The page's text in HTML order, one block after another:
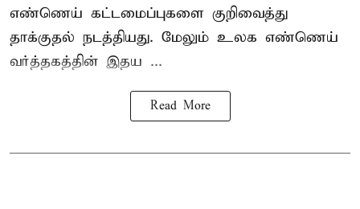
எண்ணெய் கட்டமைப்புகளை குறிவைத்து
தாக்குதல் நடத்தியது. மேலும் உலக எண்ணெய்
வர்த்தகத்தின் இதய ...
Read More